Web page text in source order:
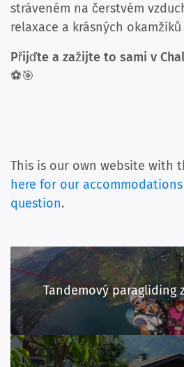
stráveném na čerstvém
relaxace a krásných
Přijďte a zažijte to sami v
⚽🎯
This is our own website with
here for our accommodations
question.
Tandemový paragliding